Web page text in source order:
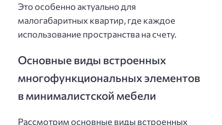
Это особенно актуально для
малогабаритных квартир, где каждое
использование пространства на счету.
Основные виды встроенных
многофункциональных элементов
в минималистской мебели
Рассмотрим основные виды встроенных